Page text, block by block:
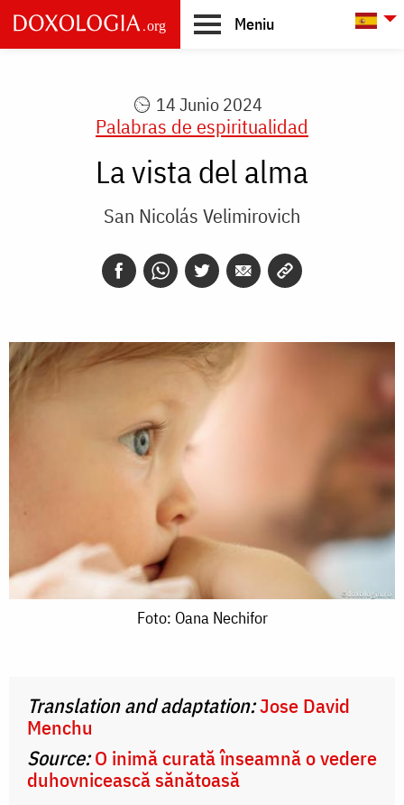
Skip to main content
Meniu
14 Junio 2024
Palabras de espiritualidad
La vista del alma
San Nicolás Velimirovich
Foto: Oana Nechifor
Translation and adaptation:Jose David
Menchu
Source:O inimă curată înseamnă o vedere
duhovnicească sănătoasă